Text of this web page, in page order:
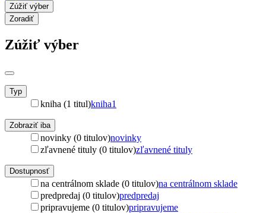
Zúžiť výber
Zoradiť
Zúžiť výber
Typ
kniha (1 titul)kniha1
Zobraziť iba
novinky (0 titulov)novinky
zľavnené tituly (0 titulov)zľavnené tituly
Dostupnosť
na centrálnom sklade (0 titulov)na centrálnom sklade
predpredaj (0 titulov)predpredaj
pripravujeme (0 titulov)pripravujeme